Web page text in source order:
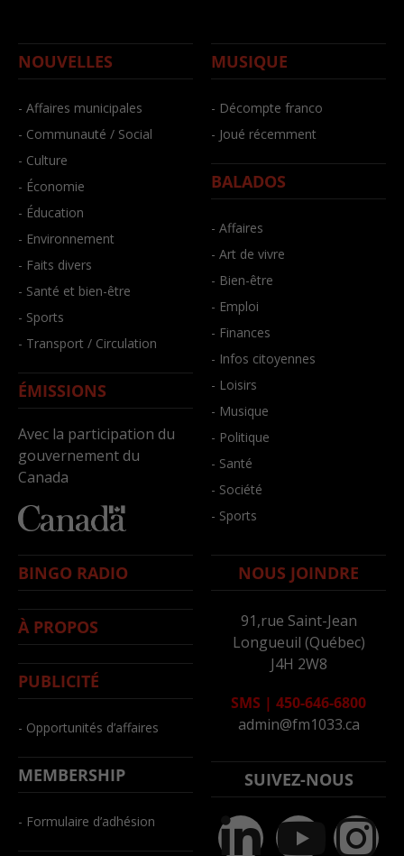
NOUVELLES
- Affaires municipales
- Communauté / Social
- Culture
- Économie
- Éducation
- Environnement
- Faits divers
- Santé et bien-être
- Sports
- Transport / Circulation
ÉMISSIONS
Avec la participation du
gouvernement du
Canada
MUSIQUE
- Décompte franco
- Joué récemment
BALADOS
- Affaires
- Art de vivre
- Bien-être
- Emploi
- Finances
- Infos citoyennes
- Loisirs
- Musique
- Politique
- Santé
- Société
- Sports
BINGO RADIO
À PROPOS
PUBLICITÉ
- Opportunités d’affaires
MEMBERSHIP
- Formulaire d’adhésion
NOUS JOINDRE
91,rue Saint-Jean
Longueuil (Québec)
J4H 2W8
SMS | 450-646-6800
admin@fm1033.ca
SUIVEZ-NOUS